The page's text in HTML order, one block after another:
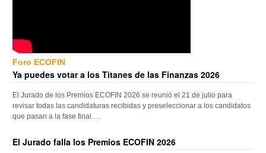
Foro ECOFIN
Ya puedes votar a los Titanes de las Finanzas 2026
El Jurado de los Premios ECOFIN 2026 se reunió el 21 de julio para
revisar todas las candidaturas recibidas y preseleccionar a los candidatos
que pasan a la fase final….
El Jurado falla los Premios ECOFIN 2026